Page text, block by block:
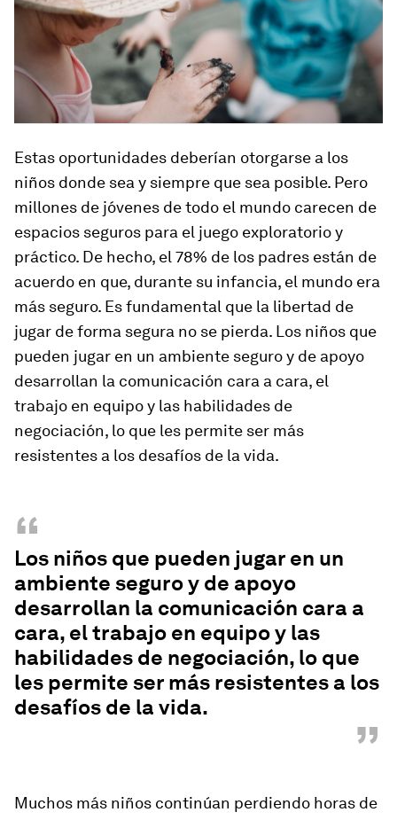
Estas oportunidades deberían otorgarse a los
niños donde sea y siempre que sea posible. Pero
millones de jóvenes de todo el mundo carecen de
espacios seguros para el juego exploratorio y
práctico. De hecho, el 78% de los padres están de
acuerdo en que, durante su infancia, el mundo era
más seguro. Es fundamental que la libertad de
jugar de forma segura no se pierda. Los niños que
pueden jugar en un ambiente seguro y de apoyo
desarrollan la comunicación cara a cara, el
trabajo en equipo y las habilidades de
negociación, lo que les permite ser más
resistentes a los desafíos de la vida.
“
Los niños que pueden jugar en un
ambiente seguro y de apoyo
desarrollan la comunicación cara a
cara, el trabajo en equipo y las
habilidades de negociación, lo que
les permite ser más resistentes a los
desafíos de la vida.
”
Muchos más niños continúan perdiendo horas de